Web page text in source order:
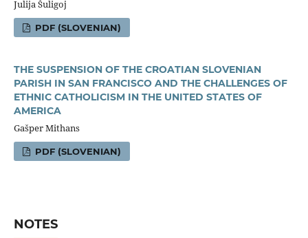
Julija Šuligoj
PDF (SLOVENIAN)
THE SUSPENSION OF THE CROATIAN SLOVENIAN
PARISH IN SAN FRANCISCO AND THE CHALLENGES OF
ETHNIC CATHOLICISM IN THE UNITED STATES OF
AMERICA
Gašper Mithans
PDF (SLOVENIAN)
NOTES